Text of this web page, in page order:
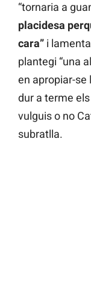
“tornaria a
placidesa
cara” i
plantegi “una
en apropiar-se
dur a terme
vulguis o no
subratlla.